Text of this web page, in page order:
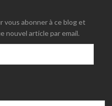
vous abonner à ce blog et
nouvel article par email.